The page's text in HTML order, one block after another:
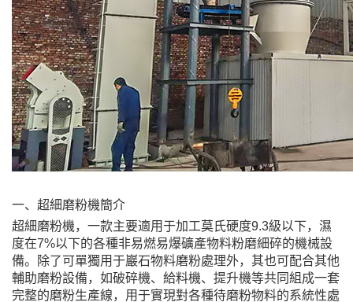
一、超細磨粉機簡介
超細磨粉機，一款主要適用于加工莫氏硬度9.3級以下，濕
度在7%以下的各種非易燃易爆礦產物料粉磨細碎的機械設
備。除了可單獨用于巖石物料磨粉處理外，其也可配合其他
輔助磨粉設備，如破碎機、給料機、提升機等共同組成一套
完整的磨粉生產線，用于實現對各種待磨粉物料的系統性處